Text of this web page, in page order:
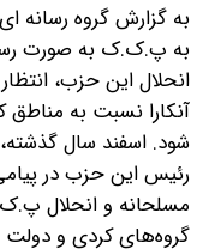
به گزارش گروه رسانه
به پ.ک.ک به صورت
انحلال این حزب،
آنکارا نسبت به
شود. اسفند سال گذشته،
رئیس این حزب در پیامی
مسلحانه و انحلال
گروه‌های کردی و دولت